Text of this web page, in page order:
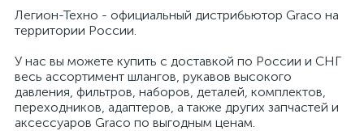
Легион-Техно - официальный дистрибьютор Graco на
территории России.
У нас вы можете купить с доставкой по России и СНГ
весь ассортимент шлангов, рукавов высокого
давления, фильтров, наборов, деталей, комплектов,
переходников, адаптеров, а также других запчастей и
аксессуаров Graco по выгодным ценам.